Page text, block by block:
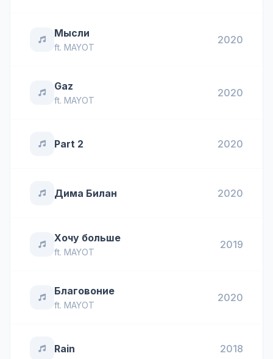
Мысли
ft. MAYOT
2020
Gaz
ft. MAYOT
2020
Part 2 2020
Дима Билан 2020
Хочу больше
ft. MAYOT
2019
Благовоние
ft. MAYOT
2020
Rain 2018